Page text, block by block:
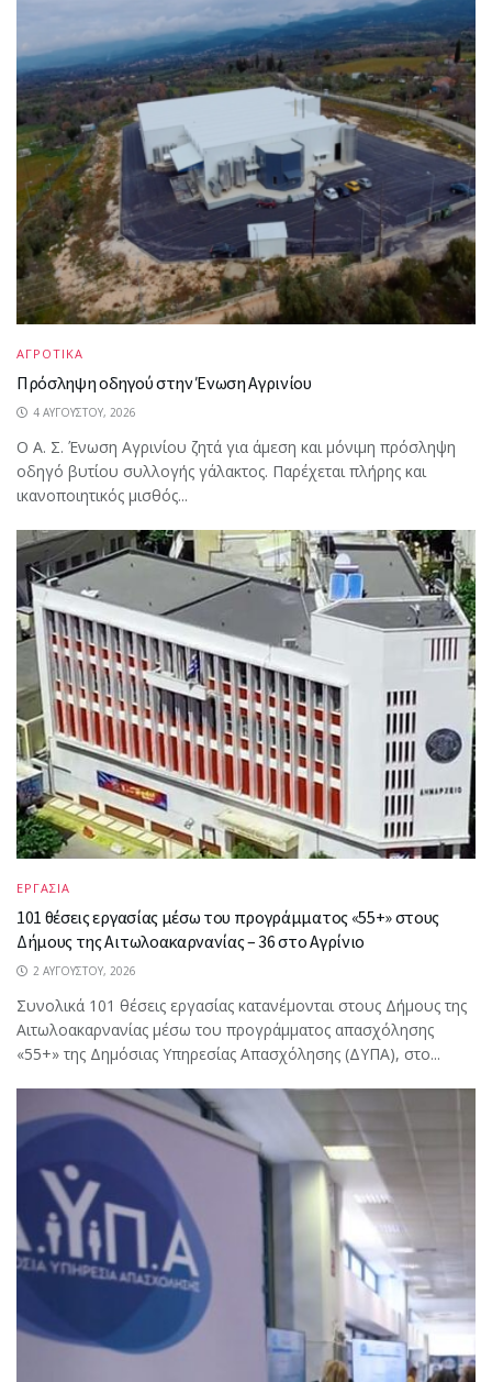
ΑΓΡΟΤΙΚΑ
Πρόσληψη οδηγού στην Ένωση Αγρινίου
4 ΑΥΓΟΎΣΤΟΥ, 2026
Ο Α. Σ. Ένωση Αγρινίου ζητά για άμεση και μόνιμη πρόσληψη
οδηγό βυτίου συλλογής γάλακτος. Παρέχεται πλήρης και
ικανοποιητικός μισθός...
ΕΡΓΑΣΙΑ
101 θέσεις εργασίας μέσω του προγράμματος «55+» στους
Δήμους της Αιτωλοακαρνανίας – 36 στο Αγρίνιο
2 ΑΥΓΟΎΣΤΟΥ, 2026
Συνολικά 101 θέσεις εργασίας κατανέμονται στους Δήμους της
Αιτωλοακαρνανίας μέσω του προγράμματος απασχόλησης
«55+» της Δημόσιας Υπηρεσίας Απασχόλησης (ΔΥΠΑ), στο...